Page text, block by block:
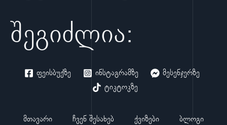
შეგიძლია:
ფეისბუქზე ინსტაგრამზე
მესენჯერზე
ტიკტოკზე
მთავარი ჩვენ შესახებ ქვიზები
ბლოგი